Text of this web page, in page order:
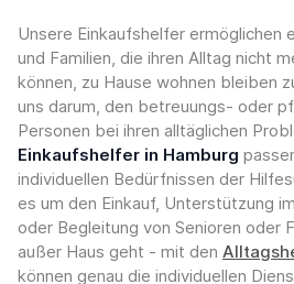
Unsere Einkaufshelfer ermöglichen
und Familien, die ihren Alltag nicht
können, zu Hause wohnen bleiben
uns darum, den betreuungs- oder
Personen bei ihren alltäglichen
Einkaufshelfer in Hamburg
individuellen Bedürfnissen der
es um den Einkauf, Unterstützung
oder Begleitung von Senioren oder
außer Haus geht - mit den
können genau die individuellen